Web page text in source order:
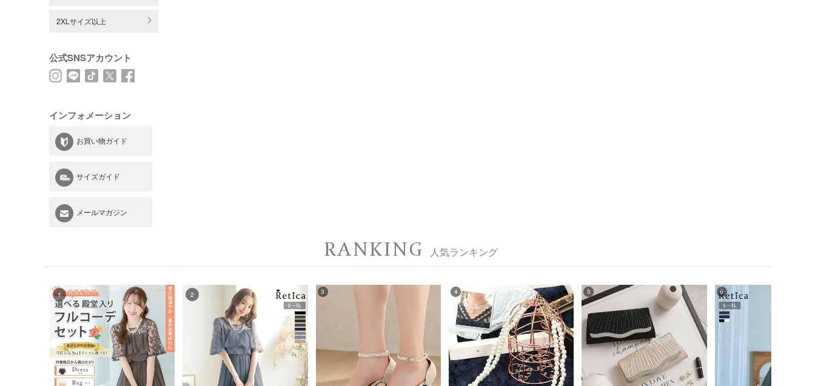
2XLサイズ以上
公式SNSアカウント
インフォメーション
お買い物ガイド
サイズガイド
メールマガジン
RANKING 人気ランキング